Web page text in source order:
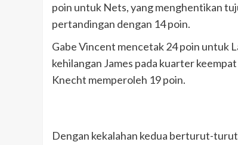
poin untuk Nets, yang menghentikan
pertandingan dengan 14 poin.
Gabe Vincent mencetak 24 poin untuk
kehilangan James pada kuarter
Knecht memperoleh 19 poin.
Dengan kekalahan kedua berturut-